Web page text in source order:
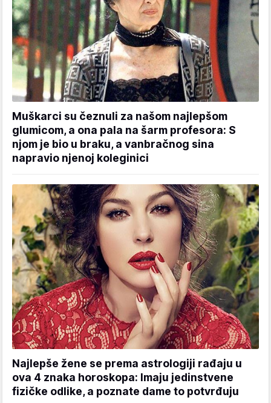
Muškarci su čeznuli za našom najlepšom
glumicom, a ona pala na šarm profesora: S
njom je bio u braku, a vanbračnog sina
napravio njenoj koleginici
Najlepše žene se prema astrologiji rađaju u
ova 4 znaka horoskopa: Imaju jedinstvene
fizičke odlike, a poznate dame to potvrđuju